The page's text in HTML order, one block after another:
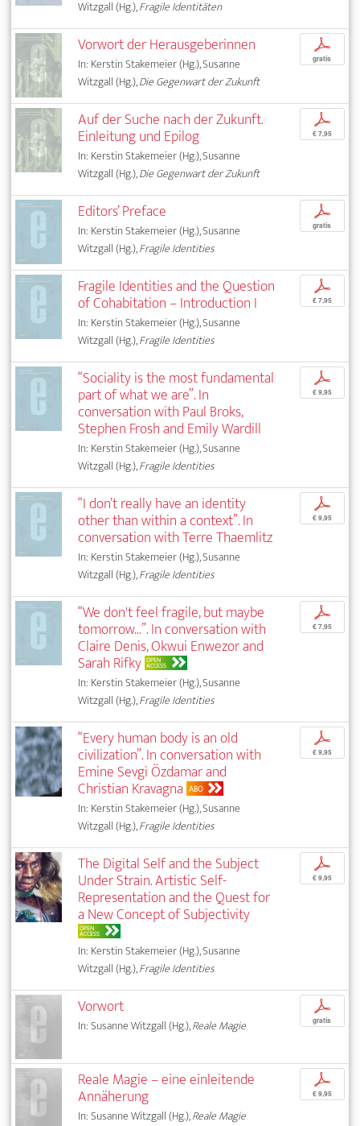
Witzgall (Hg.),Fragile Identitäten
Vorwort der Herausgeberinnen
In: Kerstin Stakemeier (Hg.), Susanne
Witzgall (Hg.),Die Gegenwart der Zukunft
p
gratis
Auf der Suche nach der Zukunft.
Einleitung und Epilog
In: Kerstin Stakemeier (Hg.), Susanne
Witzgall (Hg.),Die Gegenwart der Zukunft
p
€ 7,95
Editors’ Preface
In: Kerstin Stakemeier (Hg.), Susanne
Witzgall (Hg.),Fragile Identities
p
gratis
Fragile Identities and the Question
of Cohabitation – Introduction I
In: Kerstin Stakemeier (Hg.), Susanne
Witzgall (Hg.),Fragile Identities
p
€ 7,95
“Sociality is the most fundamental
part of what we are”. In
conversation with Paul Broks,
Stephen Frosh and Emily Wardill
In: Kerstin Stakemeier (Hg.), Susanne
Witzgall (Hg.),Fragile Identities
p
€ 9,95
“I don’t really have an identity
other than within a context”. In
conversation with Terre Thaemlitz
In: Kerstin Stakemeier (Hg.), Susanne
Witzgall (Hg.),Fragile Identities
p
€ 9,95
“We don't feel fragile, but maybe
tomorrow...”. In conversation with
Claire Denis, Okwui Enwezor and
Sarah Rifky OPEN
ACCESS
In: Kerstin Stakemeier (Hg.), Susanne
Witzgall (Hg.),Fragile Identities
p
€ 7,95
“Every human body is an old
civilization”. In conversation with
Emine Sevgi Özdamar and
Christian Kravagna ABO
In: Kerstin Stakemeier (Hg.), Susanne
Witzgall (Hg.),Fragile Identities
p
€ 9,95
The Digital Self and the Subject
Under Strain. Artistic Self-
Representation and the Quest for
a New Concept of Subjectivity
OPEN
ACCESS
In: Kerstin Stakemeier (Hg.), Susanne
Witzgall (Hg.),Fragile Identities
p
€ 9,95
Vorwort
In: Susanne Witzgall (Hg.),Reale Magie
p
gratis
Reale Magie – eine einleitende
Annäherung
In: Susanne Witzgall (Hg.),Reale Magie
p
€ 9,95